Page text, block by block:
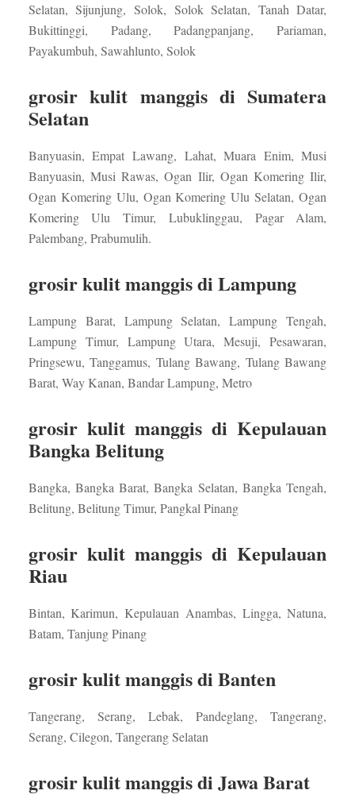
Selatan, Sijunjung, Solok, Solok Selatan, Tanah Datar,
Bukittinggi, Padang, Padangpanjang, Pariaman,
Payakumbuh, Sawahlunto, Solok
grosir kulit manggis di Sumatera
Selatan
Banyuasin, Empat Lawang, Lahat, Muara Enim, Musi
Banyuasin, Musi Rawas, Ogan Ilir, Ogan Komering Ilir,
Ogan Komering Ulu, Ogan Komering Ulu Selatan, Ogan
Komering Ulu Timur, Lubuklinggau, Pagar Alam,
Palembang, Prabumulih.
grosir kulit manggis di Lampung
Lampung Barat, Lampung Selatan, Lampung Tengah,
Lampung Timur, Lampung Utara, Mesuji, Pesawaran,
Pringsewu, Tanggamus, Tulang Bawang, Tulang Bawang
Barat, Way Kanan, Bandar Lampung, Metro
grosir kulit manggis di Kepulauan
Bangka Belitung
Bangka, Bangka Barat, Bangka Selatan, Bangka Tengah,
Belitung, Belitung Timur, Pangkal Pinang
grosir kulit manggis di Kepulauan
Riau
Bintan, Karimun, Kepulauan Anambas, Lingga, Natuna,
Batam, Tanjung Pinang
grosir kulit manggis di Banten
Tangerang, Serang, Lebak, Pandeglang, Tangerang,
Serang, Cilegon, Tangerang Selatan
grosir kulit manggis di Jawa Barat